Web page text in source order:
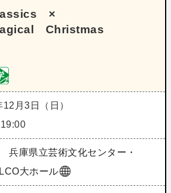
×
Christmas
月3日（日）
兵庫県立芸術文化センター・
大ホール